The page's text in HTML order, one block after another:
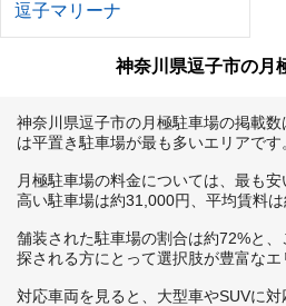
逗子マリーナ
神奈川県逗子市の月
神奈川県逗子市の月極駐車場の掲載
は平置き駐車場が最も多いエリアです
月極駐車場の料金については、最も
高い駐車場は約31,000円、平均賃料は
舗装された駐車場の割合は約72%と
探される方にとって選択肢が豊富なエ
対応車両を見ると、大型車やSUVに